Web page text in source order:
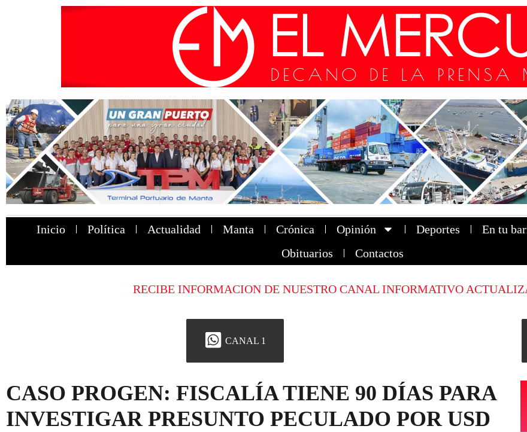
Inicio Política Actualidad Manta Crónica Opinión Deportes En tu
Obituarios
Contactos
RECIBE INFORMACION DE NUESTRO CANAL INFORMATIVO
CANAL 1
CASO PROGEN: FISCALÍA TIENE 90 DÍAS PARA
INVESTIGAR PRESUNTO PECULADO POR USD